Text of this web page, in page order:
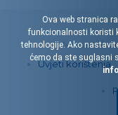
Menart
Uvjeti korištenja
Ova web stranica
funkcionalnosti koristi
tehnologije. Ako
ćemo da ste suglasni